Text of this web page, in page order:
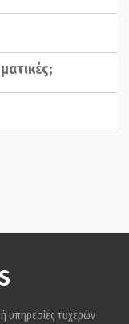
υπηρεσίες τυχερών